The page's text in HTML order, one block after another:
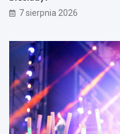
7 sierpnia 2026